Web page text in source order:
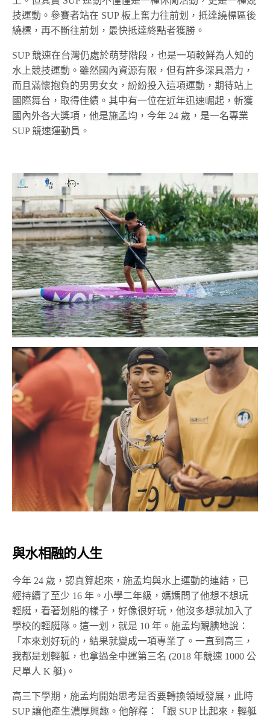
技運動。參賽者站在 SUP 板上奮力往前划，抵達繞標區後
繞標，再不斷往前划，最快抵達終點者獲勝。
SUP 競速在台灣仍處於萌芽階段，也是一項較鮮為人知的
水上競技運動。雖然國內資源有限，但有許多深具潛力，
而且滿懷抱負的男男女女，紛紛投入這項運動，期待站上
國際舞台，取得佳績。其中有一位在近年迅速崛起，斬獲
國內外各大獎項，他是施孟均，今年 24 歲，是一名專業
SUP 競速運動員。
與水相融的人生
今年 24 歲，認真算起來，施孟均與水上運動的連結，已
經持續了至少 16 年。小學二年級，媽媽問了他想不想玩
輕艇，看著划船的樣子，好像很好玩，他沒多想就加入了
學校的輕艇隊。這一划，就是 10 年。施孟均靦腆地說：
「本來划好玩的，結果就變成一項專業了。一直到高三，
我都是划輕艇，也拿過全中運第三名 (2018 年競速 1000 公
尺單人 K 艇)。
高三下學期，施孟均開始思考是否要轉換領域發展，此時
SUP 讓他產生濃厚興趣。他解釋：「跟 SUP 比起來，輕艇